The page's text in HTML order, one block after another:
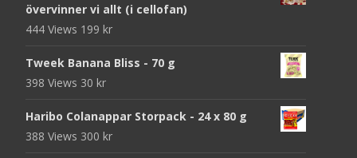
övervinner vi allt (i cellofan)
444 Views 199 kr
Tweek Banana Bliss - 70 g
398 Views 30 kr
Haribo Colanappar Storpack - 24 x 80 g
388 Views 300 kr